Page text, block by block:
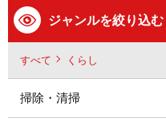
ジャンルを絞り込む
すべて くらし
掃除・清掃